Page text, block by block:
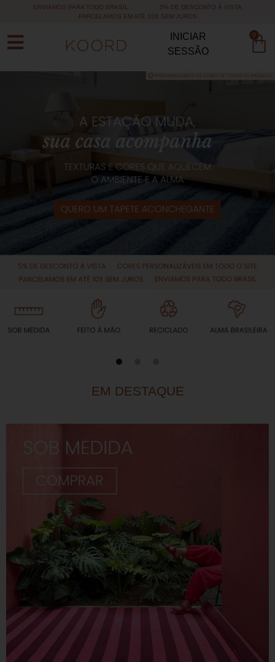
ENVIAMOS PARA TODO BRASIL
5% DE DESCONTO À VISTA
PARCELAMOS EM ATÉ 10X SEM JUROS
INICIAR
SESSÃO
0
EM DESTAQUE